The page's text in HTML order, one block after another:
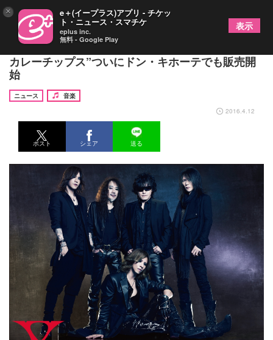
X JAPAN YOSHIKIの伝説“キレ辛カレー”＆“キレ辛
カレーチップス”ついにドン・キホーテでも販売開
始
ニュース
音楽
2016.4.12
ポスト シェア 送る
× e＋(イープラス)アプリ - チケッ
ト・ニュース・スマチケ
eplus inc.
無料 - Google Play
表示